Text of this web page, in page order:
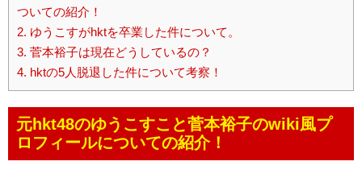
ついての紹介！
2. ゆうこすがhktを卒業した件について。
3. 菅本裕子は現在どうしているの？
4. hktの5人脱退した件について考察！
元hkt48のゆうこすこと菅本裕子のwiki風プ
ロフィールについての紹介！